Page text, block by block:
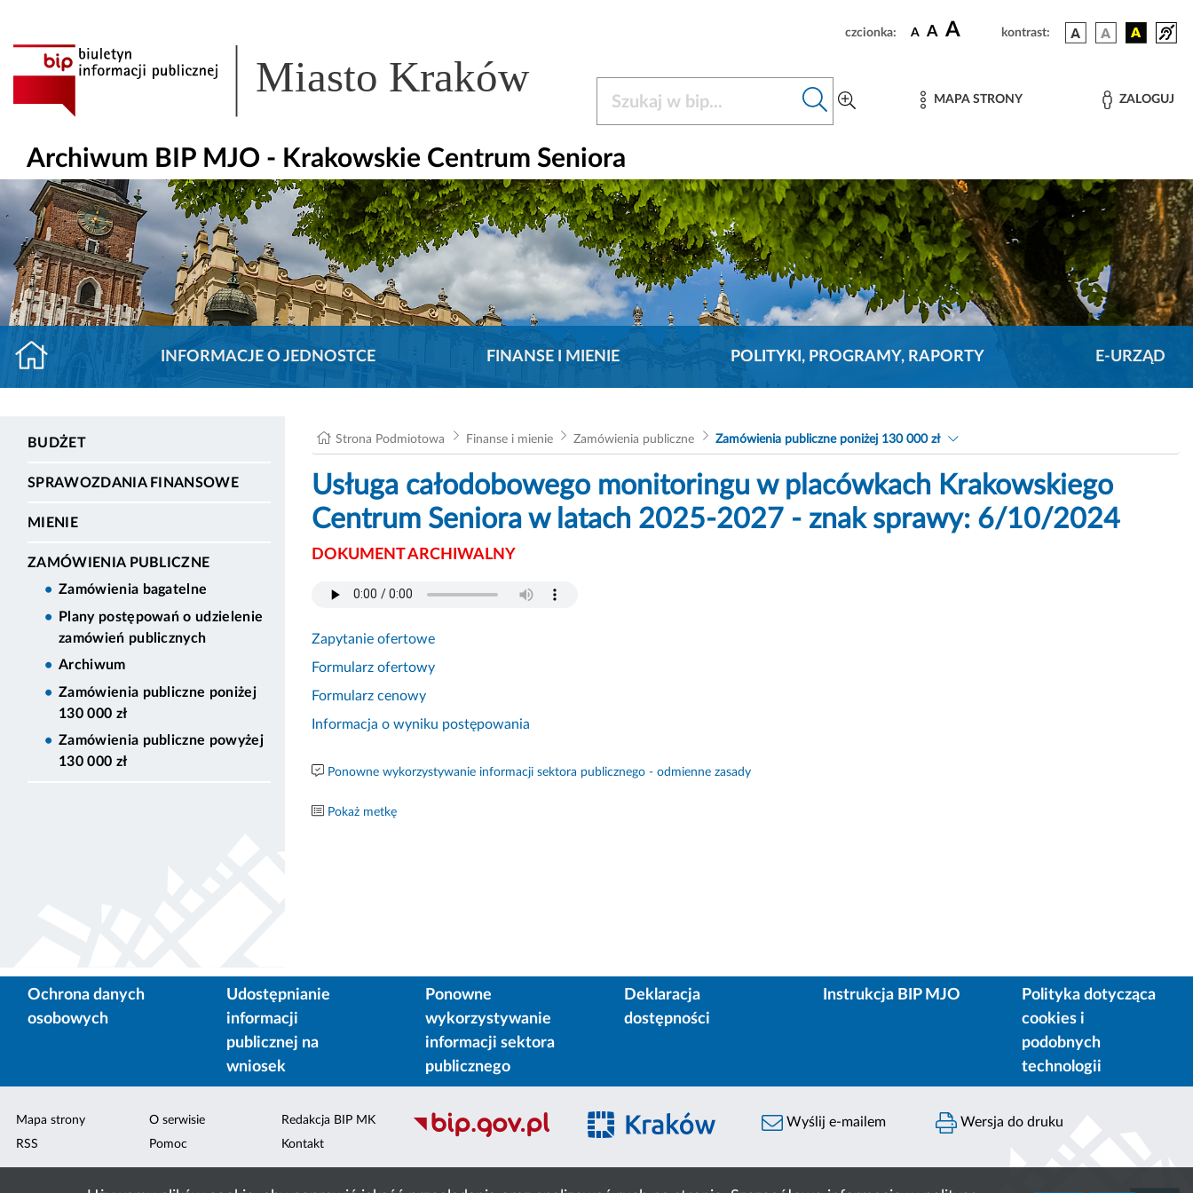
czcionka: A A A kontrast:
Miasto Kraków MAPA STRONY ZALOGUJ
Archiwum BIP MJO - Krakowskie Centrum Seniora
INFORMACJE O JEDNOSTCE FINANSE I MIENIE POLITYKI, PROGRAMY, RAPORTY E-URZĄD
BUDŻET
SPRAWOZDANIA FINANSOWE
MIENIE
ZAMÓWIENIA PUBLICZNE
Zamówienia bagatelne
Plany postępowań o udzielenie
zamówień publicznych
Archiwum
Zamówienia publiczne poniżej
130 000 zł
Zamówienia publiczne powyżej
130 000 zł
Strona Podmiotowa Finanse i mienie Zamówienia publiczne Zamówienia publiczne poniżej 130 000 zł
Usługa całodobowego monitoringu w placówkach Krakowskiego
Centrum Seniora w latach 2025-2027 - znak sprawy: 6/10/2024
DOKUMENT ARCHIWALNY
Zapytanie ofertowe
Formularz ofertowy
Formularz cenowy
Informacja o wyniku postępowania
Ponowne wykorzystywanie informacji sektora publicznego - odmienne zasady
Pokaż metkę
Ochrona danych
osobowych
Udostępnianie
informacji
publicznej na
wniosek
Ponowne
wykorzystywanie
informacji sektora
publicznego
Deklaracja
dostępności
Instrukcja BIP MJO
Polityka dotycząca
cookies i
podobnych
technologii
Mapa strony
RSS
O serwisie
Pomoc
Redakcja BIP MK
Kontakt
Wyślij e-mailem Wersja do druku